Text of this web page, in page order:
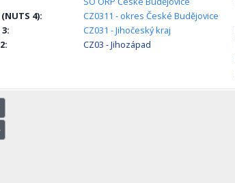
4):
CZ0311 - okres České Budějovice
CZ031 - Jihočeský kraj
CZ03 - Jihozápad